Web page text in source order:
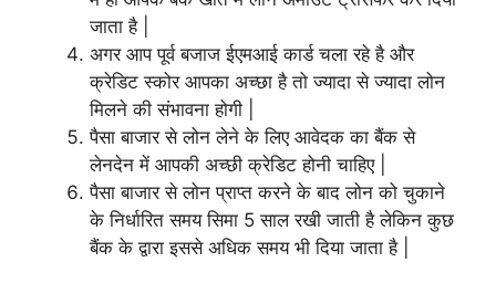
जाता है |
अगर आप पूर्व बजाज ईएमआई कार्ड चला रहे है और
क्रेडिट स्कोर आपका अच्छा है तो ज्यादा से ज्यादा लोन
मिलने कीसंभावनाहोगी |
पैसा बाजार से लोन लेने के लिए आवेदक का बैंक से
लेनदेन में आपकी अच्छी क्रेडिट होनी चाहिए |
पैसा बाजार से लोन प्राप्त करने के बाद लोन को चुकाने
के निर्धारित समय सिमा 5 साल रखी जाती है लेकिन कुछ
बैंक के द्वारा इससे अधिक समय भी दिया जाता है |